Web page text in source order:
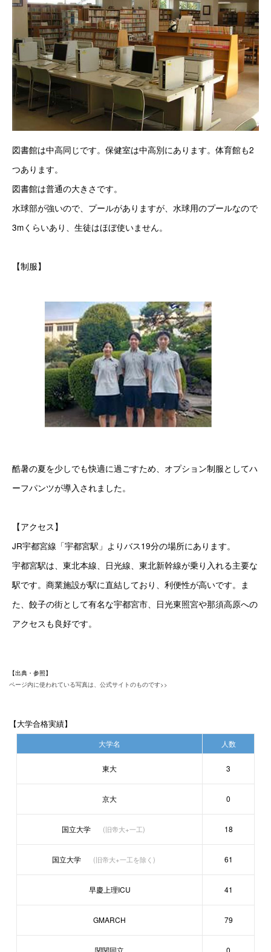
図書館は中高同じです。保健室は中高別にあります。体育館も2
つあります。
図書館は普通の大きさです。
水球部が強いので、プールがありますが、水球用のプールなので
3mくらいあり、生徒はほぼ使いません。
【制服】
酷暑の夏を少しでも快適に過ごすため、オプション制服としてハ
ーフパンツが導入されました。
【アクセス】
JR宇都宮線「宇都宮駅」よりバス19分の場所にあります。
宇都宮駅は、東北本線、日光線、東北新幹線が乗り入れる主要な
駅です。商業施設が駅に直結しており、利便性が高いです。ま
た、餃子の街として有名な宇都宮市、日光東照宮や那須高原への
アクセスも良好です。
【出典・参照】
ページ内に使われている写真は、公式サイトのものです>>
【大学合格実績】
大学名 人数
東大 3
京大 0
国立大学 (旧帝大+一工) 18
国立大学 (旧帝大+一工を除く) 61
早慶上理ICU 41
GMARCH 79
関関同立 0